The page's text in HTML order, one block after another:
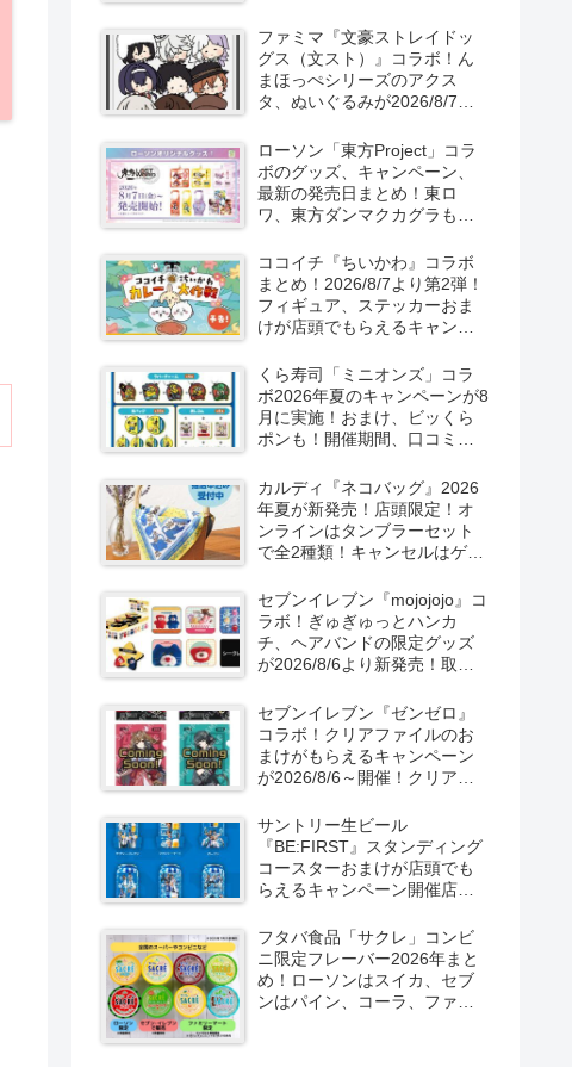
の半袖Tシャツが2026/8/7より
新発売！
ファミマ『文豪ストレイドッ
グス（文スト）』コラボ！ん
まほっぺシリーズのアクス
タ、ぬいぐるみが2026/8/7～
ローソン「東方Project」コラ
ボのグッズ、キャンペーン、
最新の発売日まとめ！東ロ
ワ、東方ダンマクカグラも！
LostWordのプラモ風アクキ
ー、カラビナ、クリアファイ
ルが2026/8/7より新発売！
ココイチ『ちいかわ』コラボ
まとめ！2026/8/7より第2弾！
フィギュア、ステッカーおま
けが店頭でもらえるキャンペ
る！
くら寿司「ミニオンズ」コラ
ボ2026年夏のキャンペーンが8
月に実施！おまけ、ビッくら
ポンも！開催期間、口コミ、
カルディ『ネコバッグ』2026
年夏が新発売！店頭限定！オ
ンラインはタンブラーセット
で全2種類！キャンセルはゲリ
セブンイレブン『mojojojo』コ
ラボ！ぎゅぎゅっとハンカ
チ、ヘアバンドの限定グッズ
が2026/8/6より新発売！取扱
セブンイレブン『ゼンゼロ』
コラボ！クリアファイルのお
まけがもらえるキャンペーン
が2026/8/6～開催！クリアカ
売！
サントリー生ビール
『BE:FIRST』スタンディング
コースターおまけが店頭でも
らえるキャンペーン開催店は
定で6種類！見分け方！セブ
ン、ファミマ、ローソン、デ
イリーヤマザキ、ミニストッ
プなどで！クーラーバッグ
フタバ食品「サクレ」コンビ
ニ限定フレーバー2026年まと
め！ローソンはスイカ、セブ
ンはパイン、コーラ、ファミ